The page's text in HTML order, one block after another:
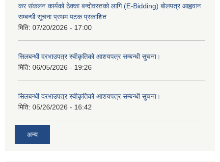
कर संकलन कार्यको ठेक्का बन्दोवस्तको लागि (E-Bidding) बोलपत्र आह्ववान
सम्बन्धी सूचना प्रथम पटक प्रकाशित
मिति: 07/20/2026 - 17:00
सिलबन्धी दरभाउपत्र स्वीकृतिको आशयपत्र सम्बन्धी सुचना।
मिति: 06/05/2026 - 19:26
सिलबन्धी दरभाउपत्र स्वीकृतिको आशयपत्र सम्बन्धी सुचना।
मिति: 05/26/2026 - 16:42
अन्य